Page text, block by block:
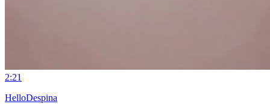
2:21
HelloDespina